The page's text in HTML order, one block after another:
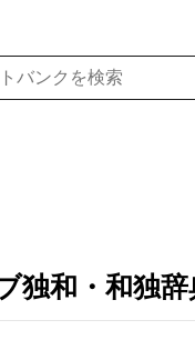
和・和独辞